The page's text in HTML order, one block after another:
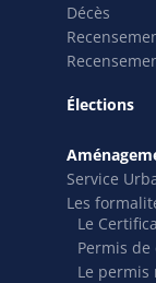
Décès
Élections
Service
Les
Le
Permis de
Le